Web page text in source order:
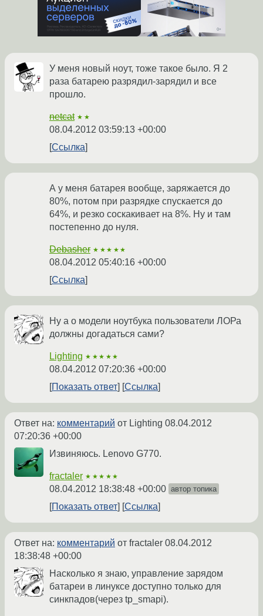
У меня новый ноут, тоже такое было. Я 2
раза батарею разрядил-зарядил и все
прошло.
netcat ★★
08.04.2012 03:59:13 +00:00
Ссылка
А у меня батарея вообще, заряжается до
80%, потом при разрядке спускается до
64%, и резко соскакивает на 8%. Ну и там
постепенно до нуля.
Debasher ★★★★★
08.04.2012 05:40:16 +00:00
Ссылка
Ну а о модели ноутбука пользователи ЛОРа
должны догадаться сами?
Lighting ★★★★★
08.04.2012 07:20:36 +00:00
Показать ответ
Ссылка
Ответ на: комментарий от Lighting 08.04.2012
07:20:36 +00:00
Извиняюсь. Lenovo G770.
fractaler ★★★★★
08.04.2012 18:38:48 +00:00 автор топика
Показать ответ Ссылка
Ответ на: комментарий от fractaler 08.04.2012
18:38:48 +00:00
Насколько я знаю, управление зарядом
батареи в линуксе доступно только для
синкпадов(через tp_smapi).